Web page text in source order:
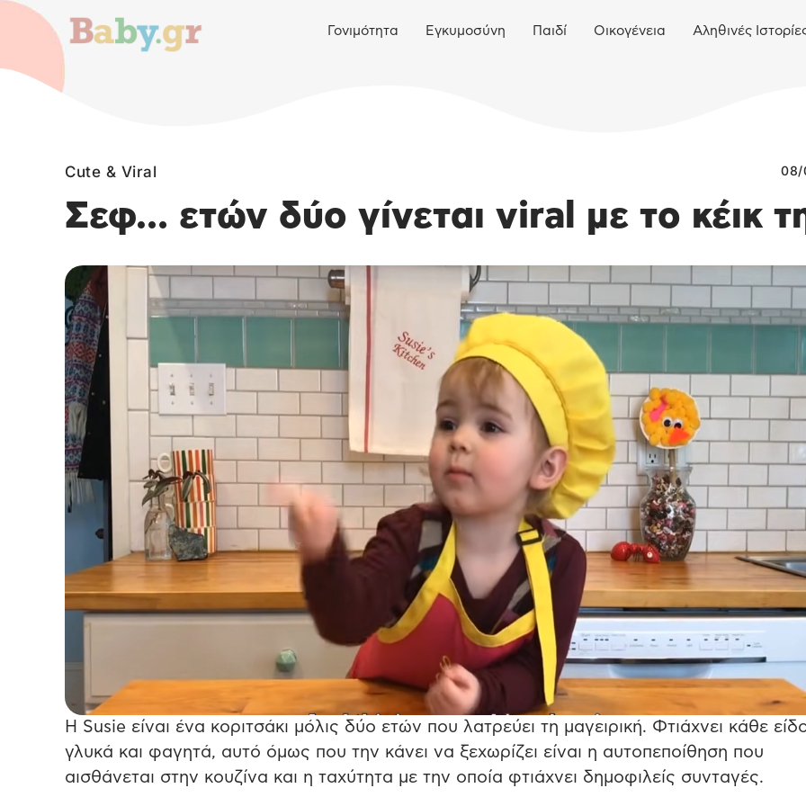
Γονιμότητα Εγκυμοσύνη Παιδί Οικογένεια Αληθινές
Cute & Viral 08/
Σεφ… ετών δύο γίνεται viral με το κέικ
Η Susie είναι ένα κοριτσάκι μόλις δύο ετών που λατρεύει τη μαγειρική. Φτιάχνει κάθε
γλυκά και φαγητά, αυτό όμως που την κάνει να ξεχωρίζει είναι η αυτοπεποίθηση που
αισθάνεται στην κουζίνα και η ταχύτητα με την οποία φτιάχνει δημοφιλείς συνταγές.